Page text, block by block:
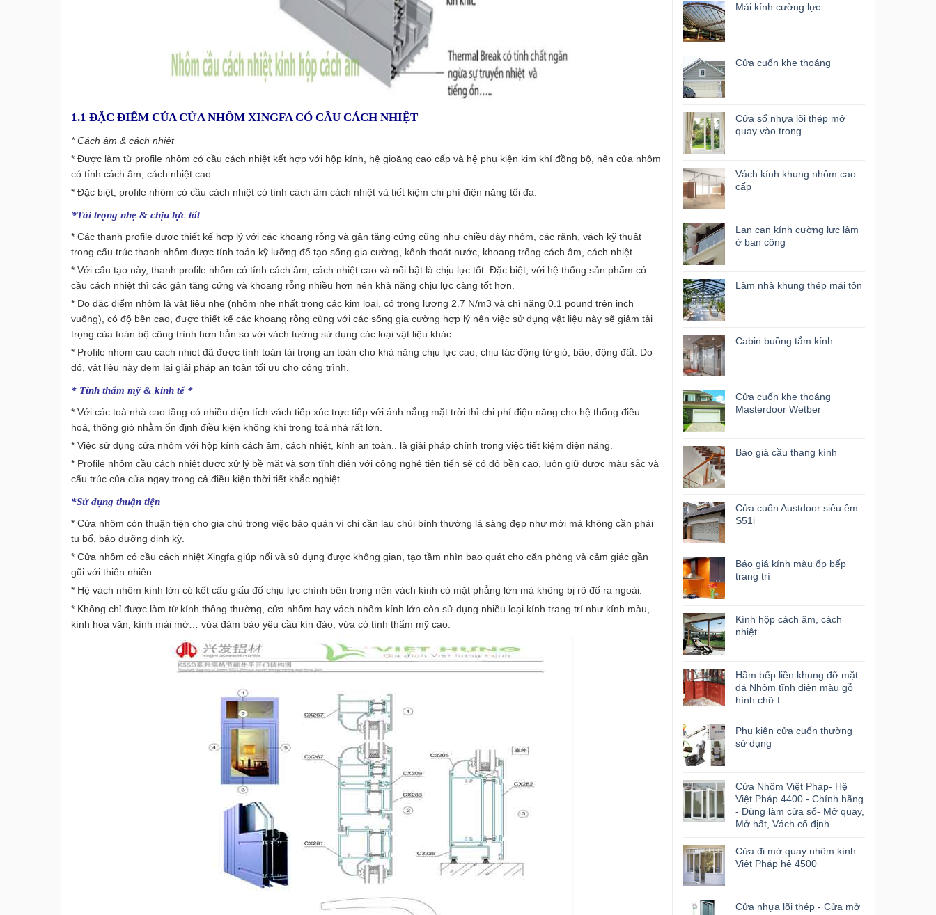
1.1 ĐẶC ĐIỂM CỦA CỬA NHÔM XINGFA CÓ CẦU CÁCH NHIỆT
* Cách âm & cách nhiệt
* Được làm từ profile nhôm có cầu cách nhiệt kết hợp với hộp kính, hệ gioăng cao cấp và hệ phụ kiện kim khí đồng bộ, nên cửa nhôm
có tính cách âm, cách nhiệt cao.
* Đặc biệt, profile nhôm có cầu cách nhiệt có tính cách âm cách nhiệt và tiết kiệm chi phí điện năng tối đa.
*Tải trọng nhẹ & chịu lực tốt
* Các thanh profile được thiết kế hợp lý với các khoang rỗng và gân tăng cứng cũng như chiều dày nhôm, các rãnh, vách kỹ thuật
trong cấu trúc thanh nhôm được tính toán kỹ lưỡng để tạo sống gia cường, kênh thoát nước, khoang trống cách âm, cách nhiệt.
* Với cấu tạo này, thanh profile nhôm có tính cách âm, cách nhiệt cao và nổi bật là chịu lực tốt. Đặc biệt, với hệ thống sản phẩm có
cầu cách nhiệt thì các gân tăng cứng và khoang rỗng nhiều hơn nên khả năng chịu lực càng tốt hơn.
* Do đặc điểm nhôm là vật liệu nhẹ (nhôm nhẹ nhất trong các kim loại, có trọng lượng 2.7 N/m3 và chỉ nặng 0.1 pound trên inch
vuông), có độ bền cao, được thiết kế các khoang rỗng cùng với các sống gia cường hợp lý nên việc sử dụng vật liệu này sẽ giảm tải
trọng của toàn bộ công trình hơn hẳn so với vách tường sử dụng các loại vật liệu khác.
* Profile nhom cau cach nhiet đã được tính toán tải trọng an toàn cho khả năng chịu lực cao, chịu tác động từ gió, bão, động đất. Do
đó, vật liệu này đem lại giải pháp an toàn tối ưu cho công trình.
* Tính thẩm mỹ & kinh tế *
* Với các toà nhà cao tầng có nhiều diện tích vách tiếp xúc trực tiếp với ánh nắng mặt trời thì chi phí điện năng cho hệ thống điều
hoà, thông gió nhằm ổn định điều kiện không khí trong toà nhà rất lớn.
* Việc sử dụng cửa nhôm với hộp kính cách âm, cách nhiệt, kính an toàn.. là giải pháp chính trong việc tiết kiệm điện năng.
* Profile nhôm cầu cách nhiệt được xử lý bề mặt và sơn tĩnh điện với công nghệ tiên tiến sẽ có độ bền cao, luôn giữ được màu sắc và
cấu trúc của cửa ngay trong cả điều kiện thời tiết khắc nghiệt.
*Sử dụng thuận tiện
* Cửa nhôm còn thuận tiện cho gia chủ trong việc bảo quản vì chỉ cần lau chùi bình thường là sáng đẹp như mới mà không cần phải
tu bổ, bảo dưỡng định kỳ.
* Cửa nhôm có cầu cách nhiệt Xingfa giúp nối và sử dụng được không gian, tạo tầm nhìn bao quát cho căn phòng và cảm giác gần
gũi với thiên nhiên.
* Hệ vách nhôm kính lớn có kết cấu giấu đố chịu lực chính bên trong nên vách kính có mặt phẳng lớn mà không bị rõ đố ra ngoài.
* Không chỉ được làm từ kính thông thường, cửa nhôm hay vách nhôm kính lớn còn sử dụng nhiều loại kính trang trí như kính màu,
kính hoa văn, kính mài mờ… vừa đảm bảo yêu cầu kín đáo, vừa có tính thẩm mỹ cao.
Mái kính cường lực
Cửa cuốn khe thoáng
Cửa sổ nhựa lõi thép mở
quay vào trong
Vách kính khung nhôm cao
cấp
Lan can kính cường lực làm
ở ban công
Làm nhà khung thép mái tôn
Cabin buồng tắm kính
Cửa cuốn khe thoáng
Masterdoor Wetber
Báo giá cầu thang kính
Cửa cuốn Austdoor siêu êm
S51i
Báo giá kính màu ốp bếp
trang trí
Kính hộp cách âm, cách
nhiệt
Hầm bếp liền khung đỡ mặt
đá Nhôm tĩnh điện màu gỗ
hình chữ L
Phụ kiện cửa cuốn thường
sử dụng
Cửa Nhôm Việt Pháp- Hệ
Việt Pháp 4400 - Chính hãng
- Dùng làm cửa sổ- Mở quay,
Mở hất, Vách cố định
Cửa đi mở quay nhôm kính
Việt Pháp hệ 4500
Cửa nhựa lõi thép - Cửa mở